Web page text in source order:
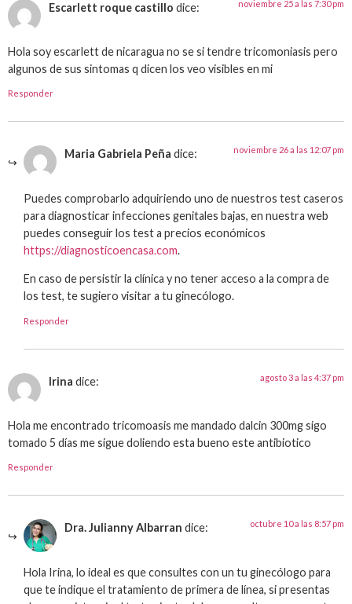
Escarlett roque castillo dice: noviembre 25 a las 7:30 pm
Hola soy escarlett de nicaragua no se si tendre tricomoniasis pero
algunos de sus sintomas q dicen los veo visibles en mi
Responder
Maria Gabriela Peña dice: noviembre 26 a las 12:07 pm
Puedes comprobarlo adquiriendo uno de nuestros test caseros
para diagnosticar infecciones genitales bajas, en nuestra web
puedes conseguir los test a precios económicos
https://diagnosticoencasa.com.
En caso de persistir la clínica y no tener acceso a la compra de
los test, te sugiero visitar a tu ginecólogo.
Responder
Irina dice: agosto 3 a las 4:37 pm
Hola me encontrado tricomoasis me mandado dalcin 300mg sigo
tomado 5 días me sigue doliendo esta bueno este antibiotico
Responder
Dra. Julianny Albarran dice: octubre 10 a las 8:57 pm
Hola Irina, lo ideal es que consultes con un tu ginecólogo para
que te indique el tratamiento de primera de línea, si presentas